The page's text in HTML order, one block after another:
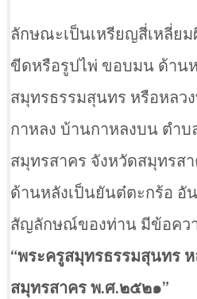
ลักษณะเป็นเหรียญสี่เหลี่ย
ขีดหรือรูปไพ่ ขอบมน ด้าน
สมุทรธรรมสุนทร หรือหลว
กาหลง บ้านกาหลงบน ตำบ
สมุทรสาคร จังหวัดสมุทรส
ด้านหลังเป็นยันต๋ตะกร้อ อั
สัญลักษณ์ของท่าน มีข้อคว
“พระครูสมุทรธรรมสุนทร
สมุทรสาคร พ.ศ.๒๕๒๑”